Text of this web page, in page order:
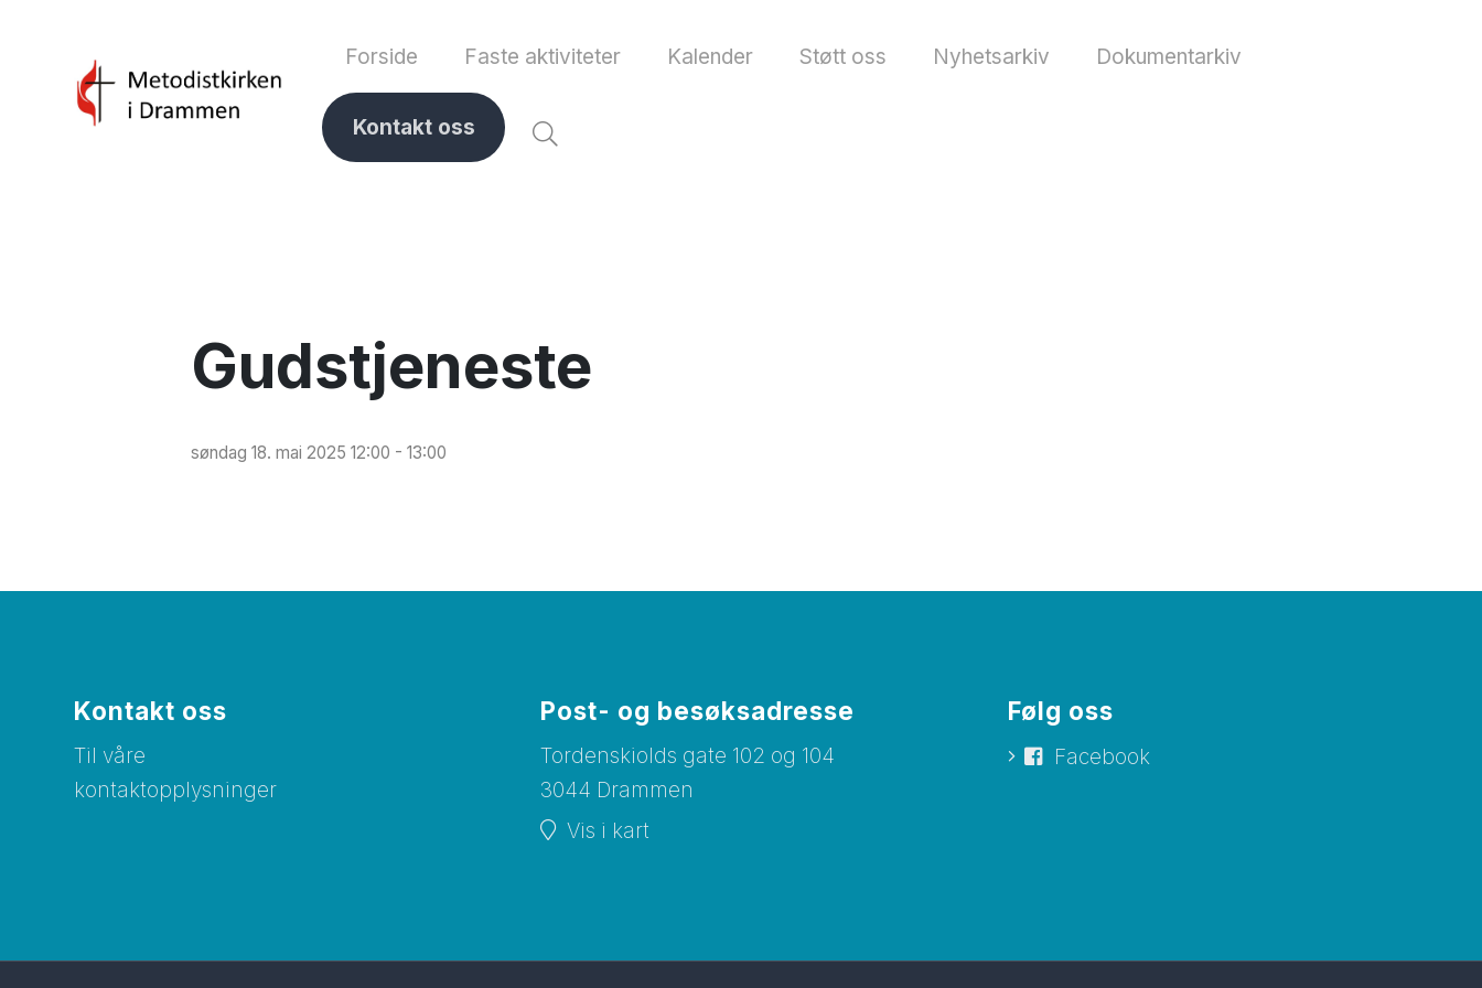
Forside Faste aktiviteter Kalender Støtt oss Nyhetsarkiv Dokumentarkiv
Kontakt oss
Gudstjeneste
søndag 18. mai 2025 12:00 - 13:00
Kontakt oss
Til våre
kontaktopplysninger
Post- og besøksadresse
Tordenskiolds gate 102 og 104
3044 Drammen
Vis i kart
Følg oss
Facebook